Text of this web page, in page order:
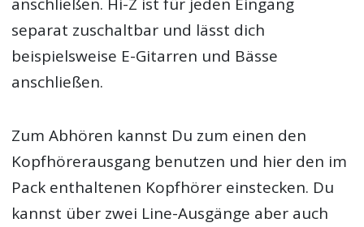
separat zuschaltbar und lässt dich
beispielsweise E-Gitarren und Bässe
anschließen.
Zum Abhören kannst Du zum einen den
Kopfhörerausgang benutzen und hier den im
Pack enthaltenen Kopfhörer einstecken. Du
kannst über zwei Line-Ausgänge aber auch